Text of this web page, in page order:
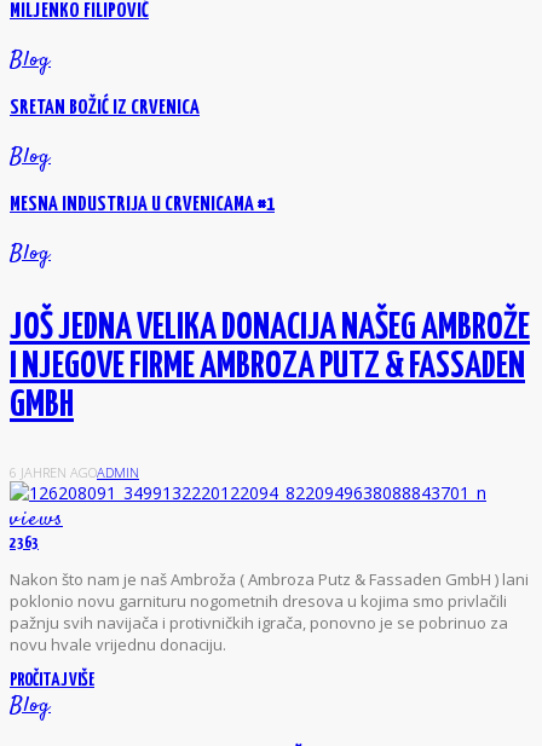
MILJENKO FILIPOVIĆ
Blog
SRETAN BOŽIĆ IZ CRVENICA
Blog
MESNA INDUSTRIJA U CRVENICAMA #1
Blog
JOŠ JEDNA VELIKA DONACIJA NAŠEG AMBROŽE
I NJEGOVE FIRME AMBROZA PUTZ & FASSADEN
GMBH
6 JAHREN AGOADMIN
views
2363
Nakon što nam je naš Ambroža ( Ambroza Putz & Fassaden GmbH ) lani
poklonio novu garnituru nogometnih dresova u kojima smo privlačili
pažnju svih navijača i protivničkih igrača, ponovno je se pobrinuo za
novu hvale vrijednu donaciju.
PROČITAJ VIŠE
Blog